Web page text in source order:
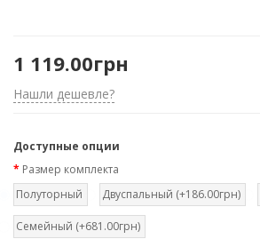
1 119.00грн
Нашли дешевле?
Доступные опции
Размер комплекта
Полуторный
Двуспальный (+186.00грн)
Семейный (+681.00грн)